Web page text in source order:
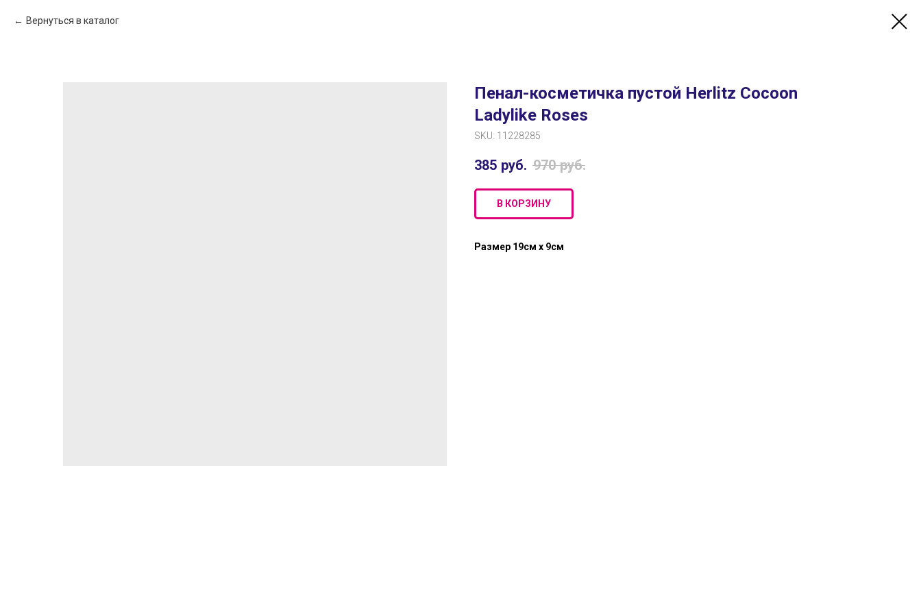
Вернуться в каталог
Пенал-косметичка пустой Herlitz Cocoon
Ladylike Roses
SKU: 11228285
385 руб. 970 руб.
В КОРЗИНУ
Размер 19см х 9см